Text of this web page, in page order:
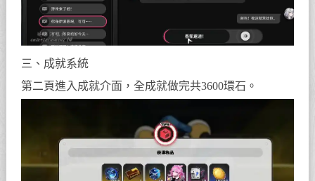
三、成就系統
第二頁進入成就介面，全成就做完共3600環石。